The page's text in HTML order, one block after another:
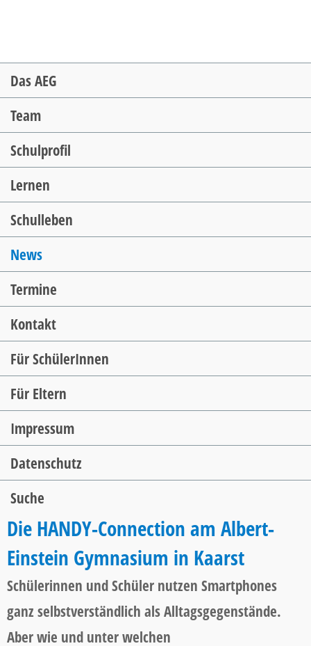
Navigation
überspringen
Das AEG
Team
Schulprofil
Lernen
Schulleben
News
Termine
Kontakt
Für SchülerInnen
Für Eltern
Impressum
Datenschutz
Suche
Die HANDY-Connection am Albert-
Einstein Gymnasium in Kaarst
Schülerinnen und Schüler nutzen Smartphones
ganz selbstverständlich als Alltagsgegenstände.
Aber wie und unter welchen